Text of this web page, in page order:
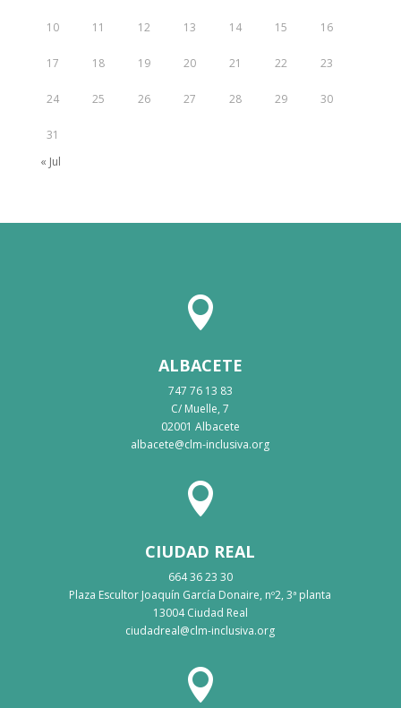
10 11 12 13 14 15 16
17 18 19 20 21 22 23
24 25 26 27 28 29 30
31
« Jul

ALBACETE
747 76 13 83
C/ Muelle, 7
02001 Albacete
albacete@clm-inclusiva.org

CIUDAD REAL
664 36 23 30
Plaza Escultor Joaquín García Donaire, nº2, 3ª planta
13004 Ciudad Real
ciudadreal@clm-inclusiva.org
